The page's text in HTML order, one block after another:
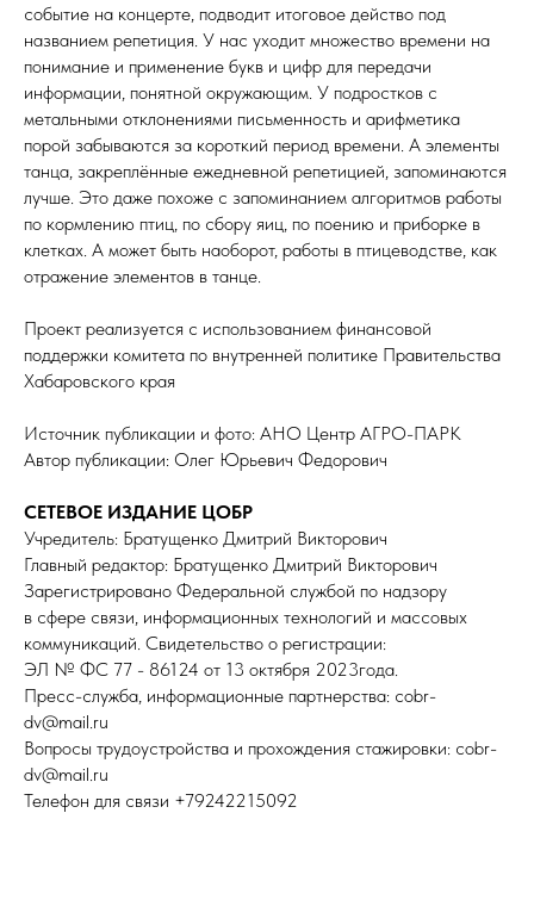
событие на концерте, подводит итоговое действо под
названием репетиция. У нас уходит множество времени на
понимание и применение букв и цифр для передачи
информации, понятной окружающим. У подростков с
метальными отклонениями письменность и арифметика
порой забываются за короткий период времени. А элементы
танца, закреплённые ежедневной репетицией, запоминаются
лучше. Это даже похоже с запоминанием алгоритмов работы
по кормлению птиц, по сбору яиц, по поению и приборке в
клетках. А может быть наоборот, работы в птицеводстве, как
отражение элементов в танце.
Проект реализуется с использованием финансовой
поддержки комитета по внутренней политике Правительства
Хабаровского края
Источник публикации и фото: АНО Центр АГРО-ПАРК
Автор публикации: Олег Юрьевич Федорович
СЕТЕВОЕ ИЗДАНИЕ ЦОБР
Учредитель: Братущенко Дмитрий Викторович
Главный редактор: Братущенко Дмитрий Викторович
Зарегистрировано Федеральной службой по надзору
в сфере связи, информационных технологий и массовых
коммуникаций. Свидетельство о регистрации:
ЭЛ № ФС 77 - 86124 от 13 октября 2023года.
Пресс-служба, информационные партнерства: cobr-
dv@mail.ru
Вопросы трудоустройства и прохождения стажировки: cobr-
dv@mail.ru
Телефон для связи +79242215092